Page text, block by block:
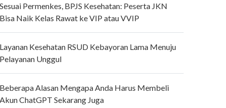
Permenkes, BPJS Kesehatan: Peserta JKN
Naik Kelas Rawat ke VIP atau VVIP
Kesehatan RSUD Kebayoran Lama Menuju
Unggul
Alasan Mengapa Anda Harus Membeli
ChatGPT Sekarang Juga